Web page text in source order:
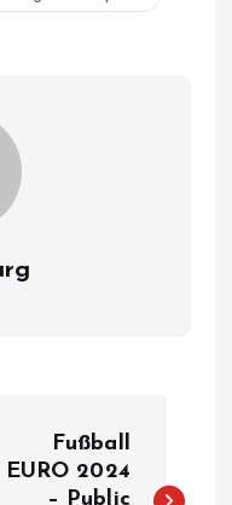
Fußball
EURO 2024
– Public